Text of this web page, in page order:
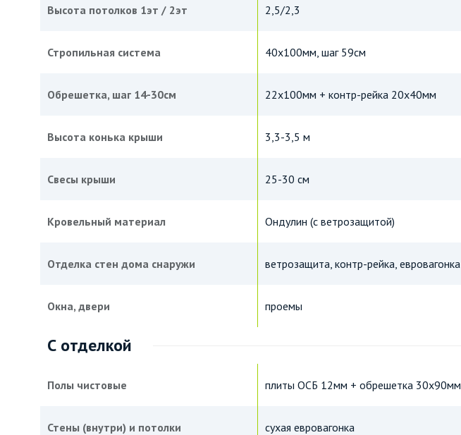
Высота потолков 1эт / 2эт
Стропильная система
Обрешетка, шаг 14-30см
Высота конька крыши
Свесы крыши
Кровельный материал
Отделка стен дома снаружи
Окна, двери
С отделкой
Полы чистовые
Стены (внутри) и потолки
2,5/2,3
40х100мм, шаг 59см
22х100мм + контр-рейка 20х40мм
3,3-3,5 м
25-30 см
Ондулин (с ветрозащитой)
ветрозащита, контр-рейка, евровагонка
проемы
плиты ОСБ 12мм + обрешетка 30х90мм
сухая евровагонка